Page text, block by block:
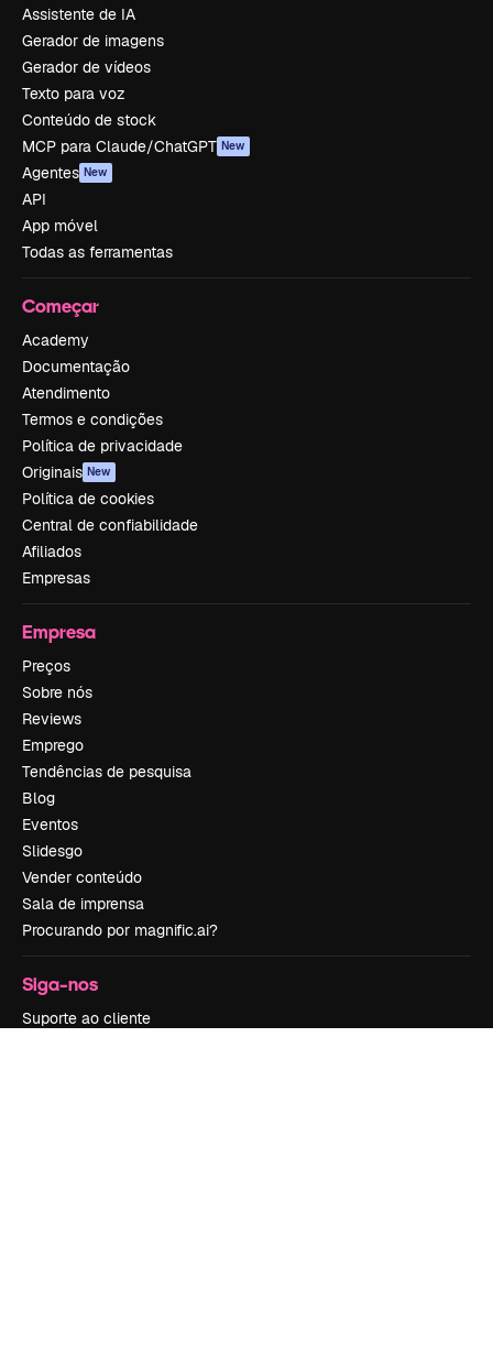
Assistente de IA
Gerador de imagens
Gerador de vídeos
Texto para voz
Conteúdo de stock
MCP para Claude/ChatGPT New
Agentes New
API
App móvel
Todas as ferramentas
Começar
Academy
Documentação
Atendimento
Termos e condições
Política de privacidade
Originais New
Política de cookies
Central de confiabilidade
Afiliados
Empresas
Empresa
Preços
Sobre nós
Reviews
Emprego
Tendências de pesquisa
Blog
Eventos
Slidesgo
Vender conteúdo
Sala de imprensa
Procurando por magnific.ai?
Siga-nos
Suporte ao cliente